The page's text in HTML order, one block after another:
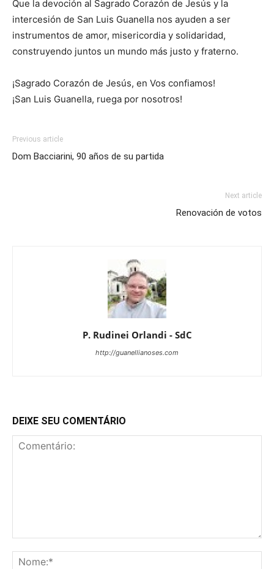
Que la devoción al Sagrado Corazón de Jesús y la
intercesión de San Luis Guanella nos ayuden a ser
instrumentos de amor, misericordia y solidaridad,
construyendo juntos un mundo más justo y fraterno.
¡Sagrado Corazón de Jesús, en Vos confiamos!
¡San Luis Guanella, ruega por nosotros!
Previous article
Dom Bacciarini, 90 años de su partida
Next article
Renovación de votos
P. Rudinei Orlandi - SdC
http://guanellianoses.com
DEIXE SEU COMENTÁRIO